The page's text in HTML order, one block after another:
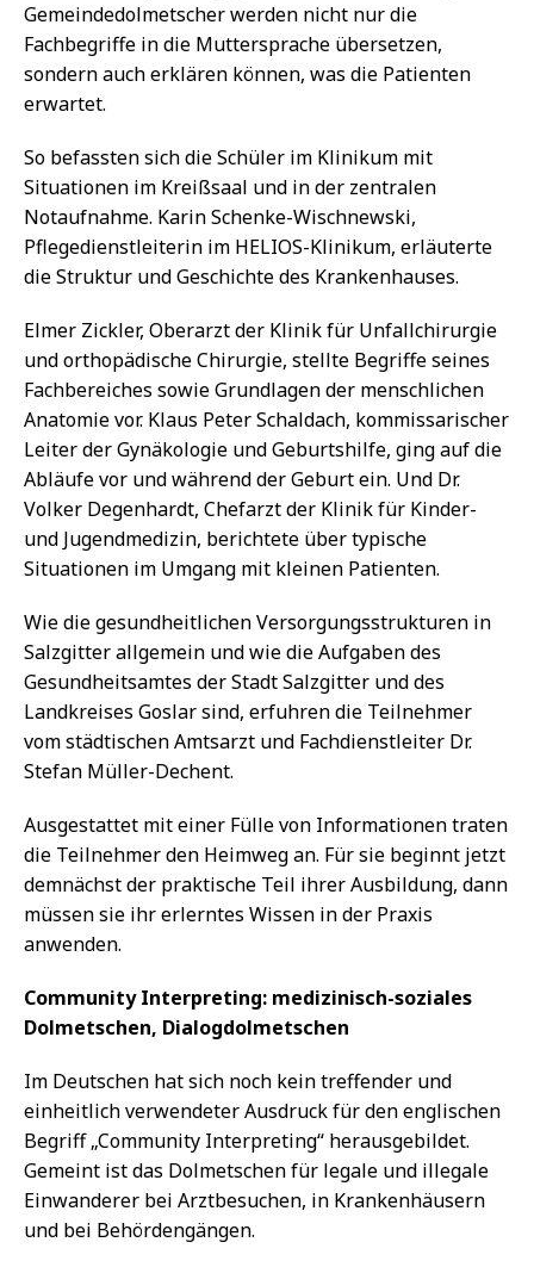
Gemeindedolmetscher werden nicht nur die
Fachbegriffe in die Muttersprache übersetzen,
sondern auch erklären können, was die Patienten
erwartet.
So befassten sich die Schüler im Klinikum mit
Situationen im Kreißsaal und in der zentralen
Notaufnahme. Karin Schenke-Wischnewski,
Pflegedienstleiterin im HELIOS-Klinikum, erläuterte
die Struktur und Geschichte des Krankenhauses.
Elmer Zickler, Oberarzt der Klinik für Unfallchirurgie
und orthopädische Chirurgie, stellte Begriffe seines
Fachbereiches sowie Grundlagen der menschlichen
Anatomie vor. Klaus Peter Schaldach, kommissarischer
Leiter der Gynäkologie und Geburtshilfe, ging auf die
Abläufe vor und während der Geburt ein. Und Dr.
Volker Degenhardt, Chefarzt der Klinik für Kinder-
und Jugendmedizin, berichtete über typische
Situationen im Umgang mit kleinen Patienten.
Wie die gesundheitlichen Versorgungsstrukturen in
Salzgitter allgemein und wie die Aufgaben des
Gesundheitsamtes der Stadt Salzgitter und des
Landkreises Goslar sind, erfuhren die Teilnehmer
vom städtischen Amtsarzt und Fachdienstleiter Dr.
Stefan Müller-Dechent.
Ausgestattet mit einer Fülle von Informationen traten
die Teilnehmer den Heimweg an. Für sie beginnt jetzt
demnächst der praktische Teil ihrer Ausbildung, dann
müssen sie ihr erlerntes Wissen in der Praxis
anwenden.
Community Interpreting: medizinisch-soziales
Dolmetschen, Dialogdolmetschen
Im Deutschen hat sich noch kein treffender und
einheitlich verwendeter Ausdruck für den englischen
Begriff „Community Interpreting“ herausgebildet.
Gemeint ist das Dolmetschen für legale und illegale
Einwanderer bei Arztbesuchen, in Krankenhäusern
und bei Behördengängen.